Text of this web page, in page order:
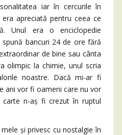
iar în cercurile în
apreciată pentru ceea ce
Unul era o enciclopedie
bancuri 24 de ore fără
de bine sau cânta
olimpic la chimie, unul scria
noastre. Dacă mi-ar fi
ani vor fi oameni care nu vor
n-aș fi crezut în ruptul
și privesc cu nostalgie în